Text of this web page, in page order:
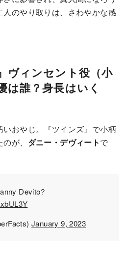
人のやり取りは、さわやかな感
ヴィンセント役（小
は誰？身長はいく
おやじ。『ツインズ』で小柄
が、 ダニー・デヴィートで
Devito?
January 9, 2023